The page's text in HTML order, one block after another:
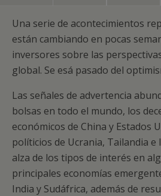
Una serie de acontecimientos
están cambiando en pocas
inversores sobre las
global. Se esá pasado del
Las señales de advertencia
bolsas en todo el mundo, los
económicos de China y Estados
políticios de Ucrania, Tailandia e
alza de los tipos de interés en
principales economías
India y Sudáfrica, además de